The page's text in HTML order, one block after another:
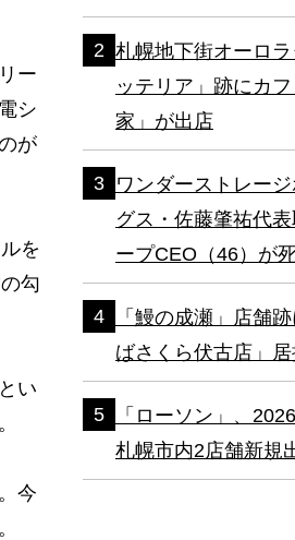
ー
シ
が
を
勾
い
今
札幌地下街オーロ
ッテリア」跡にカ
家」が出店
ワンダーストレー
グス・佐藤肇祐代
ープCEO（46）が
「鰻の成瀬」店舗
ばさくら伏古店」
「ローソン」、
札幌市内2店舗新規